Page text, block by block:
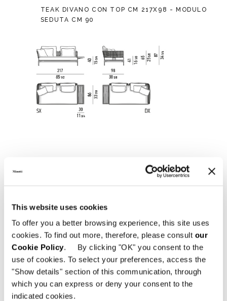
This website uses cookies
To offer you a better browsing experience, this site uses
cookies. To find out more, therefore, please consult our
Cookie Policy. By clicking "OK" you consent to the
use of cookies. To select your preferences, access the
"Show details" section of this communication, through
which you can express or deny your consent to the
indicated cookies.
TEAK DIVANO CON TOP CM 217X98 - MODULO
SEDUTA CM 90
TEAK DIVANO CM 286X98 - MODULO SEDUTA CM
90